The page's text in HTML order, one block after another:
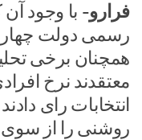
فرارو- با وجود آن
رسمی دولت
همچنان برخی
معتقدند نرخ
انتخابات رای
روشنی را از